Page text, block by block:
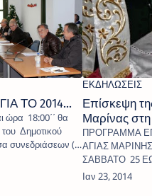
ΤΟ 2014...
ώρα 18:00΄΄ θα
του Δημοτικού
συνεδριάσεων (…
Επίσκεψη
Μαρίνας
ΠΡΟΓΡΑΜΜΑ
ΑΓΙΑΣ
ΣΑΒΒΑΤΟ 25
2014. Α΄